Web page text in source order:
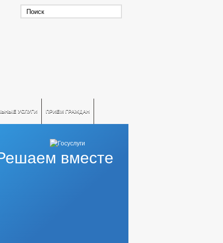
УСЛУГИ ПРИЕМ ГРАЖДАН
вместе